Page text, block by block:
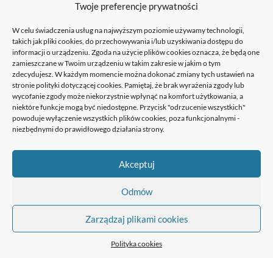
Twoje preferencje prywatności
W celu świadczenia usług na najwyższym poziomie używamy technologii,
takich jak pliki cookies, do przechowywania i/lub uzyskiwania dostępu do
informacji o urządzeniu. Zgoda na użycie plików cookies oznacza, że będą one
zamieszczane w Twoim urządzeniu w takim zakresie w jakim o tym
zdecydujesz. W każdym momencie można dokonać zmiany tych ustawień na
stroniepolityki dotyczącej cookies. Pamiętaj, że brak wyrażenia zgody lub
wycofanie zgody może niekorzystnie wpłynąć na komfort użytkowania, a
niektóre funkcje mogą być niedostępne. Przycisk "odrzucenie wszystkich"
powoduje wyłączenie wszystkich plików cookies, poza funkcjonalnymi -
niezbędnymi do prawidłowego działania strony.
Akceptuj
Odmów
Zarządzaj plikami cookies
Polityka cookies
e:kig@kig.pl
© Krajowa Izba Gospodarcza 1990-2019
Krajowa Izba Gospodarcza otrzymała dofinansowanie w ramach projektu
Gospodarczej”, w ramach działania 3.4 Dotacje na kapitał obrotowy Programu
Operacyjnego Inteligentny Rozwój 2014-2020”, współfinansowany ze środków